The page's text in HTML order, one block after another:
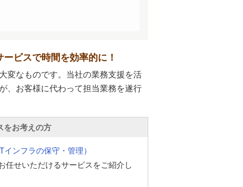
ビスで時間を効率的に！
変なものです。当社の業務支援を活
、お客様に代わって担当業務を遂行
をお考えの方
ンフラの保守・管理）
任せいただけるサービスをご紹介し